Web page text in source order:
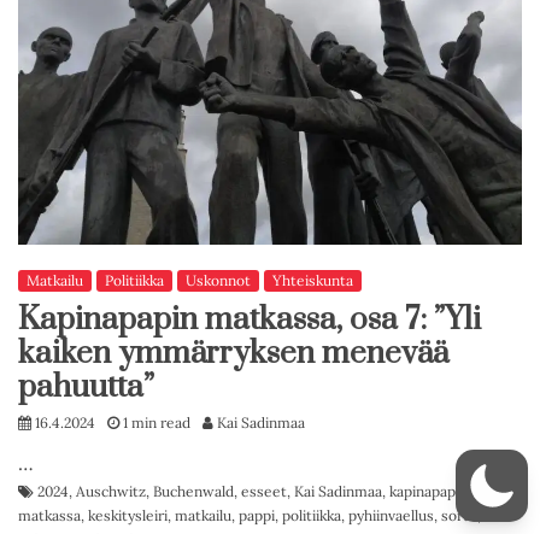
Matkailu Politiikka Uskonnot Yhteiskunta
Kapinapapin matkassa, osa 7: ”Yli
kaiken ymmärryksen menevää
pahuutta”
16.4.2024 1 min read Kai Sadinmaa
…
2024, Auschwitz, Buchenwald, esseet, Kai Sadinmaa, kapinapapin
matkassa, keskitysleiri, matkailu, pappi, politiikka, pyhiinvaellus, sorto